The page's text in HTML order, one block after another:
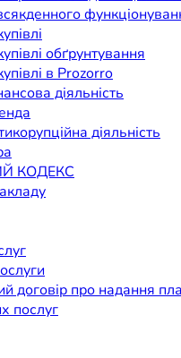
обґрунтування
в Prozorro
діяльність
діяльність
КОДЕКС
договір про надання
послуг